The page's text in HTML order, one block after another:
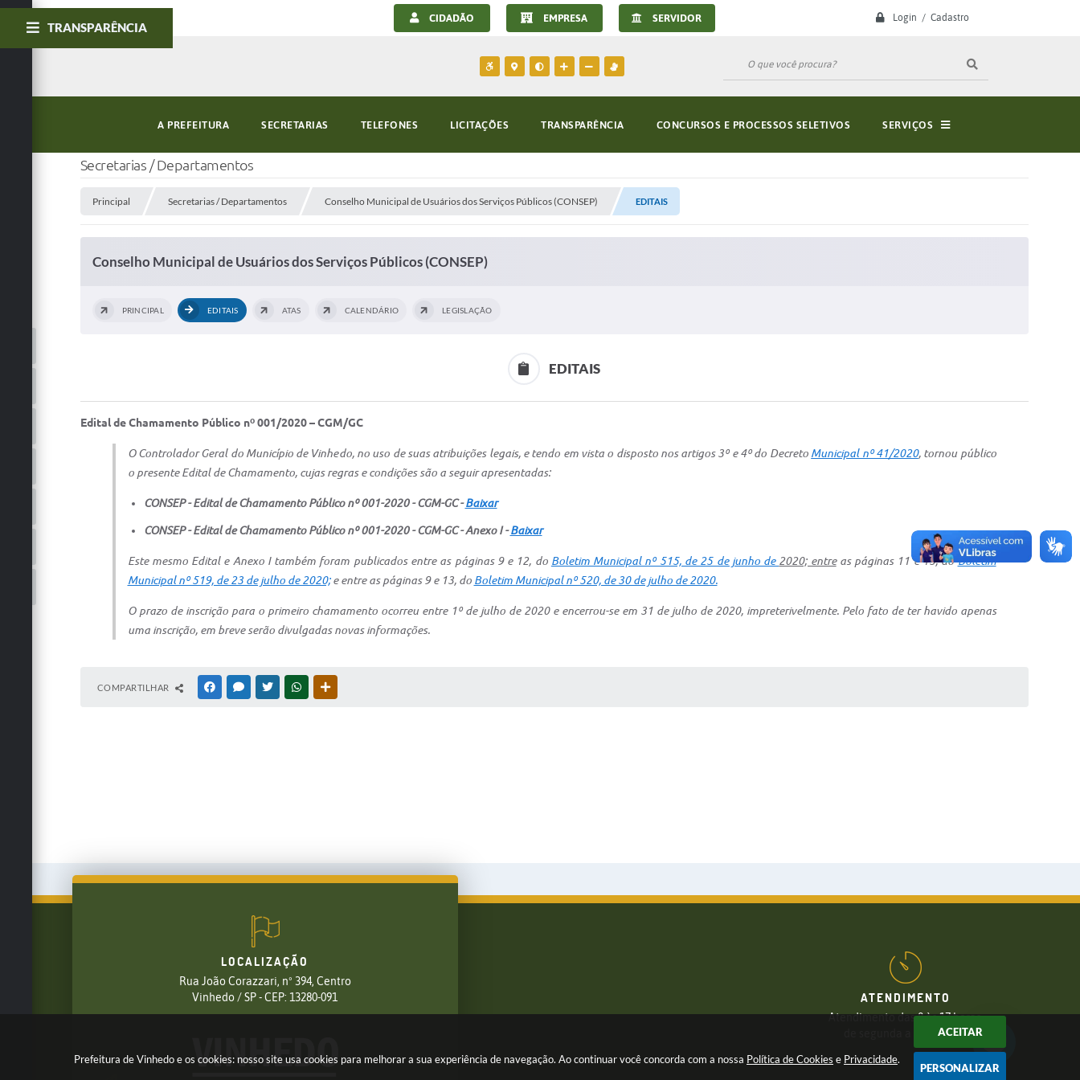
Prefeitura de Vinhedo e os cookies: nosso site usa cookies para melhorar a sua experiência de navegação. Ao continuar você concorda com a nossa Política de Cookies e Privacidade.
ACEITAR
PERSONALIZAR
Login / Cadastro
CIDADÃO EMPRESA SERVIDOR
A PREFEITURA SECRETARIAS TELEFONES LICITAÇÕES TRANSPARÊNCIA CONCURSOS E PROCESSOS SELETIVOS SERVIÇOS
TRANSPARÊNCIA
Secretarias / Departamentos
Principal Secretarias / Departamentos Conselho Municipal de Usuários dos Serviços Públicos (CONSEP) EDITAIS
Conselho Municipal de Usuários dos Serviços Públicos (CONSEP)
PRINCIPAL EDITAIS ATAS CALENDÁRIO LEGISLAÇÃO
EDITAIS
Edital de Chamamento Público nº 001/2020 – CGM/GC
O Controlador Geral do Município de Vinhedo, no uso de suas atribuições legais, e tendo em vista o disposto nos artigos 3º e 4º do Decreto Municipal nº 41/2020, tornou público
o presente Edital de Chamamento, cujas regras e condições são a seguir apresentadas:
CONSEP - Edital de Chamamento Público nº 001-2020 - CGM-GC -Baixar
CONSEP - Edital de Chamamento Público nº 001-2020 - CGM-GC - Anexo I -Baixar
Este mesmo Edital e Anexo I também foram publicados entre as páginas 9 e 12, do Boletim Municipal nº 515, de 25 de junho de 2020; entreas páginas 11 e 15, doBoletim
Municipal nº 519, de 23 de julho de 2020;e entre as páginas 9 e 13, do Boletim Municipal nº 520, de 30 de julho de 2020.
O prazo de inscrição para o primeiro chamamento ocorreu entre 1º de julho de 2020 e encerrou-se em 31 de julho de 2020, impreterivelmente. Pelo fato de ter havido apenas
uma inscrição, em breve serão divulgadas novas informações.
COMPARTILHAR FACEBOOKMESSENGER
TWITTERWHATSAPP
FALE CONOSCO
(19) 3826-7800
ATENDIMENTO
Atendimento das 8 às 17 horas,
de segunda a sexta-feira
LOCALIZAÇÃO
Rua João Corazzari, nº 394, Centro
Vinhedo / SP - CEP: 13280-091